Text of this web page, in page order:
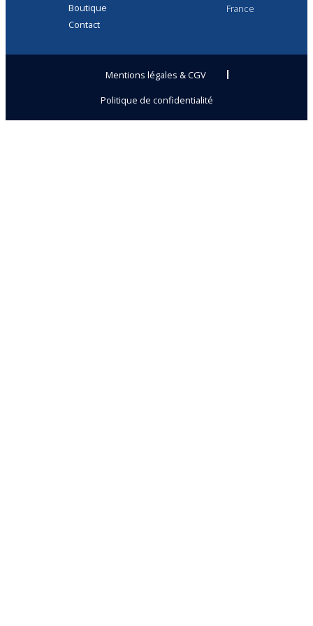
Boutique
Contact
France
Mentions légales & CGV
Politique de confidentialité